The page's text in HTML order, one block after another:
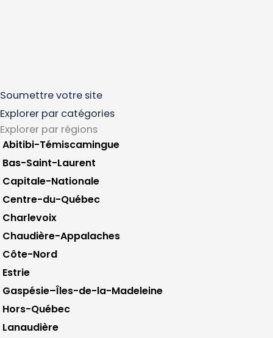
Soumettre votre site
Explorer par catégories
Explorer par régions
Abitibi-Témiscamingue
Bas-Saint-Laurent
Capitale-Nationale
Centre-du-Québec
Charlevoix
Chaudière-Appalaches
Côte-Nord
Estrie
Gaspésie–Îles-de-la-Madeleine
Hors-Québec
Lanaudière